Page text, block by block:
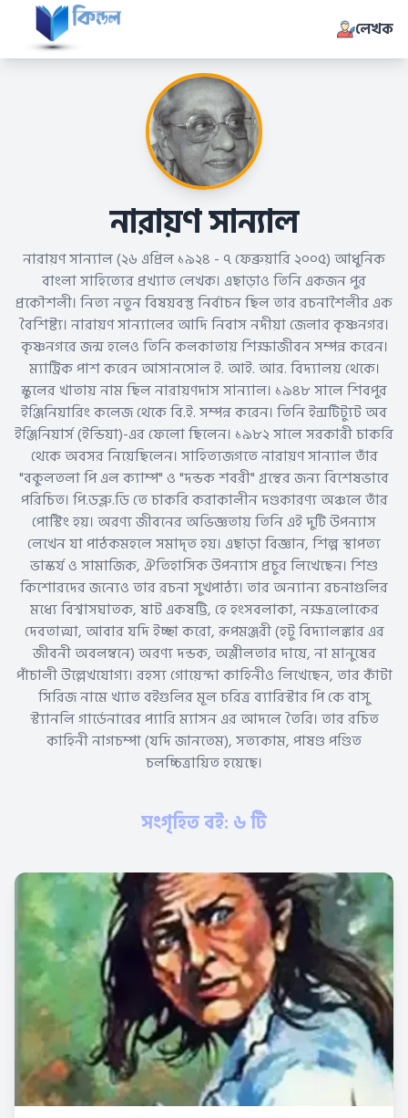
লেখক
নারায়ণ সান্যাল
নারায়ণ সান্যাল (২৬ এপ্রিল ১৯২৪ - ৭ ফেব্রুয়ারি ২০০৫) আধুনিক
বাংলা সাহিত্যের প্রখ্যাত লেখক। এছাড়াও তিনি একজন পুর
প্রকৌশলী। নিত্য নতুন বিষয়বস্তু নির্বাচন ছিল তার রচনাশৈলীর এক
বৈশিষ্ট্য। নারায়ণ সান্যালের আদি নিবাস নদীয়া জেলার কৃষ্ণনগর।
কৃষ্ণনগরে জন্ম হলেও তিনি কলকাতায় শিক্ষাজীবন সম্পন্ন করেন।
ম্যাট্রিক পাশ করেন আসানসোল ই. আই. আর. বিদ্যালয় থেকে।
স্কুলের খাতায় নাম ছিল নারায়ণদাস সান্যাল। ১৯৪৮ সালে শিবপুর
ইঞ্জিনিয়ারিং কলেজ থেকে বি.ই. সম্পন্ন করেন। তিনি ইন্সটিট্যুট অব
ইঞ্জিনিয়ার্স (ইন্ডিয়া)-এর ফেলো ছিলেন। ১৯৮২ সালে সরকারী চাকরি
থেকে অবসর নিয়েছিলেন। সাহিত্যজগতে নারায়ণ সান্যাল তাঁর
"বকুলতলা পি এল ক্যাম্প" ও "দন্ডক শবরী" গ্রন্থের জন্য বিশেষভাবে
পরিচিত। পি.ডব্লু.ডি তে চাকরি করাকালীন দণ্ডকারণ্য অঞ্চলে তাঁর
পোস্টিং হয়। অরণ‍্য জীবনের অভিজ্ঞতায় তিনি এই দুটি উপন্যাস
লেখেন যা পাঠকমহলে সমাদৃত হয়। এছাড়া বিজ্ঞান, শিল্প স্থাপত্য
ভাস্কর্য ও সামাজিক, ঐতিহাসিক উপন্যাস প্রচুর লিখেছেন। শিশু
কিশোরদের জন্যেও তার রচনা সুখপাঠ্য। তার অন্যান্য রচনাগুলির
মধ্যে বিশ্বাসঘাতক, ষাট একষট্টি, হে হংসবলাকা, নক্ষত্রলোকের
দেবতাত্মা, আবার যদি ইচ্ছা করো, রূপমঞ্জরী (হটু বিদ্যালঙ্কার এর
জীবনী অবলম্বনে) অরণ্য দন্ডক, অশ্লীলতার দায়ে, না মানুষের
পাঁচালী উল্লেখযোগ্য। রহস্য গোয়েন্দা কাহিনীও লিখেছেন, তার কাঁটা
সিরিজ নামে খ্যাত বইগুলির মূল চরিত্র ব্যারিস্টার পি কে বাসু
স্ট্যানলি গার্ডেনারের প্যারি ম্যাসন এর আদলে তৈরি। তার রচিত
কাহিনী নাগচম্পা (যদি জানতেম), সত্যকাম, পাষণ্ড পণ্ডিত
চলচ্চিত্রায়িত হয়েছে।
সংগৃহিত বই: ৬ টি